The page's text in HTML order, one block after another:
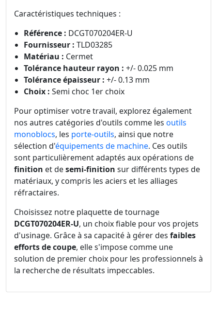
Caractéristiques techniques :
Référence : DCGT070204ER-U
Fournisseur : TLD03285
Matériau : Cermet
Tolérance hauteur rayon : +/- 0.025 mm
Tolérance épaisseur : +/- 0.13 mm
Choix : Semi choc 1er choix
Pour optimiser votre travail, explorez également
nos autres catégories d'outils comme les outils
monoblocs, les porte-outils, ainsi que notre
sélection d'équipements de machine. Ces outils
sont particulièrement adaptés aux opérations de
finition et desemi-finition sur différents types de
matériaux, y compris les aciers et les alliages
réfractaires.
Choisissez notre plaquette de tournage
DCGT070204ER-U, un choix fiable pour vos projets
d'usinage. Grâce à sa capacité à gérer des faibles
efforts de coupe, elle s'impose comme une
solution de premier choix pour les professionnels à
la recherche de résultats impeccables.